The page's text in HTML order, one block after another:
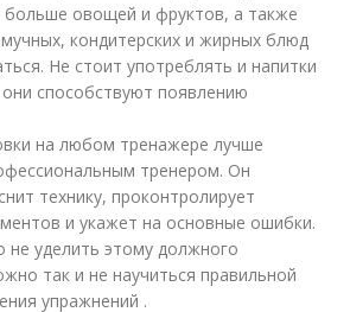
больше овощей и фруктов, а также
кондитерских и жирных блюд
Не стоит употреблять и напитки
они способствуют появлению
на любом тренажере лучше
тренером. Он
технику, проконтролирует
и укажет на основные ошибки.
не уделить этому должного
так и не научиться правильной
упражнений .